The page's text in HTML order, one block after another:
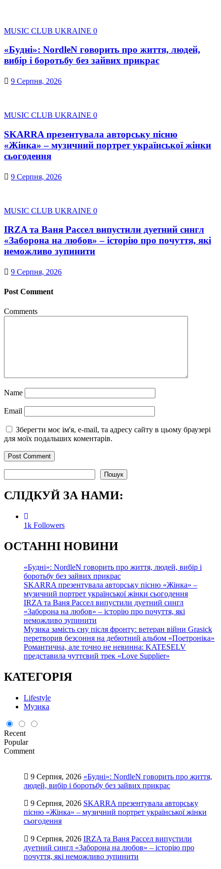
MUSIC CLUB UKRAINE 0
«Будні»: NordleN говорить про життя, людей,
вибір і боротьбу без зайвих прикрас
9 Серпня, 2026
MUSIC CLUB UKRAINE 0
SKARRA презентувала авторську пісню
«Жінка» – музичний портрет української жінки
сьогодення
9 Серпня, 2026
MUSIC CLUB UKRAINE 0
IRZA та Ваня Рассел випустили дуетний сингл
«Заборона на любов» – історію про почуття, які
неможливо зупинити
9 Серпня, 2026
Post Comment
Comments
Name
Email
Зберегти моє ім'я, e-mail, та адресу сайту в цьому браузері
для моїх подальших коментарів.
Пошук
СЛІДКУЙ ЗА НАМИ:
1k Followers
ОСТАННІ НОВИНИ
«Будні»: NordleN говорить про життя, людей, вибір і
боротьбу без зайвих прикрас
SKARRA презентувала авторську пісню «Жінка» –
музичний портрет української жінки сьогодення
IRZA та Ваня Рассел випустили дуетний сингл
«Заборона на любов» – історію про почуття, які
неможливо зупинити
Музика замість сну після фронту: ветеран війни Grasick
перетворив безсоння на дебютний альбом «Поетроніка»
Романтична, але точно не невинна: KATESELV
представила чуттєвий трек «Love Supplier»
КАТЕГОРІЯ
Lifestyle
Музика
Recent
Popular
Comment
9 Серпня, 2026 «Будні»: NordleN говорить про життя,
людей, вибір і боротьбу без зайвих прикрас
9 Серпня, 2026 SKARRA презентувала авторську
пісню «Жінка» – музичний портрет української жінки
сьогодення
9 Серпня, 2026 IRZA та Ваня Рассел випустили
дуетний сингл «Заборона на любов» – історію про
почуття, які неможливо зупинити